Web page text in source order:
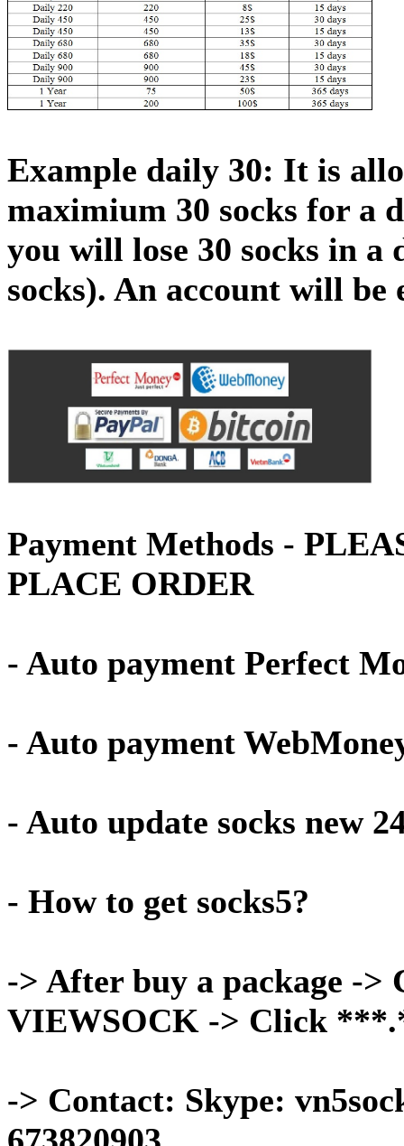
Example daily 30: It is
maximium 30 socks for a
you will lose 30 socks in a
socks). An account will be
Payment Methods -
PLACE ORDER
- Auto payment Perfect
- Auto payment
- Auto update socks new
- How to get socks5?
-> After buy a package -
VIEWSOCK -> Click
-> Contact: Skype: